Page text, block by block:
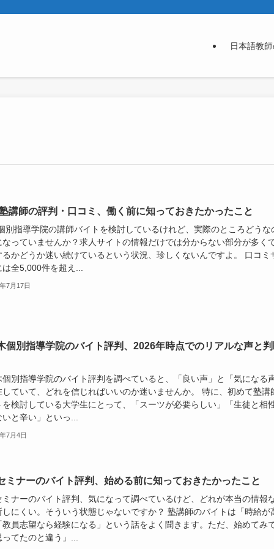
日本語教
講師の評判・口コミ、働く前に知っておきたかったこと
別指導学院の講師バイトを検討しているけれど、実際のところどうな
っていませんか？求人サイトの情報だけでは分からない部分が多くて
るかどうか迷い続けているという状況、珍しくないんですよ。 口コミ
全5,000件を超え...
7月17日
個別指導学院のバイト評判、2026年時点でのリアルな声と
別指導学院のバイト評判を調べていると、「良い声」と「気になる声
していて、どれを信じればいいのか迷いませんか。 特に、初めて塾講
を検討している大学生にとって、「スーツが必要らしい」「生徒と相
と辛い」といっ...
7月4日
ミナーのバイト評判、始める前に知っておきたかったこと
ミナーのバイト評判、気になって調べているけど、どれが本当の情報
しにくい。そういう状態じゃないですか？ 塾講師のバイトは「時給が
教員志望なら経験になる」という話をよく聞きます。ただ、始めてみ
てたのと違う」...